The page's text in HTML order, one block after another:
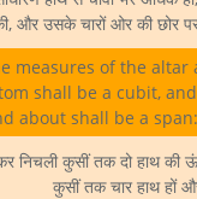
और उसके चारों ओर की छोर
measures of the
shall be a cubit,
about shall be a
निचली कुसीं तक दो हाथ की
कुसीं तक चार हाथ हों